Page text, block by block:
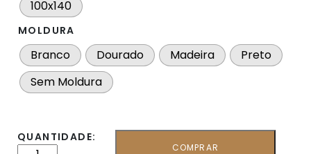
100x140
MOLDURA
Branco Dourado Madeira
Preto
Sem Moldura
QUANTIDADE:
COMPRAR